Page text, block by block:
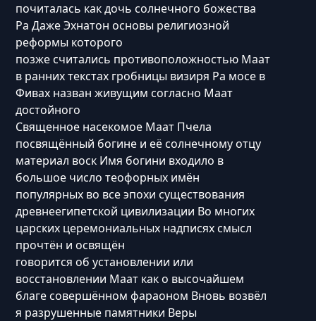
почиталась как дочь солнечного божества
Ра Даже Эхнатон основы религиозной
реформы которого
позже считались противоположностью Маат
в ранних текстах гробницы визиря Ра мосе в
Фивах назван живущим согласно Маат
достойного
Священное насекомое Маат Пчела
посвящённый богине и её солнечному отцу
материал воск Имя богини входило в
большое число теофорных имён
популярных во все эпохи существования
древнеегипетской цивилизации Во многих
царских церемониальных надписях смысл
прочтён и освящён
говорится об установлении или
восстановлении Маат как о высочайшем
благе совершённом фараоном Вновь возвёл
я разрушенные памятники Веры